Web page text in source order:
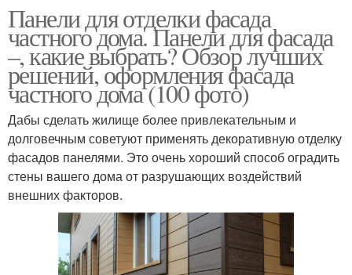
Панели для отделки фасада
частного дома. Панели для фасада
–, какие выбрать? Обзор лучших
решений, оформления фасада
частного дома (100 фото)
Дабы сделать жилище более привлекательным и
долговечным советуют применять декоративную отделку
фасадов панелями. Это очень хороший способ оградить
стены вашего дома от разрушающих воздействий
внешних факторов.